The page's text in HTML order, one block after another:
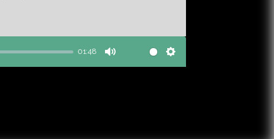
01:48
Mute Settings